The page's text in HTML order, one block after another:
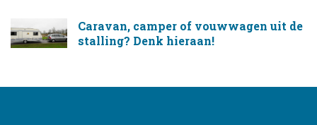
Caravan, camper of vouwwagen uit de
stalling? Denk hieraan!